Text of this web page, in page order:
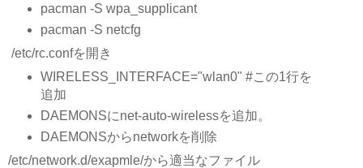
pacman -S wpa_supplicant
pacman -S netcfg
/etc/rc.confを開き
WIRELESS_INTERFACE="wlan0" #この1行を
追加
DAEMONSにnet-auto-wirelessを追加。
DAEMONSからnetworkを削除
/etc/network.d/exapmle/から適当なファイル